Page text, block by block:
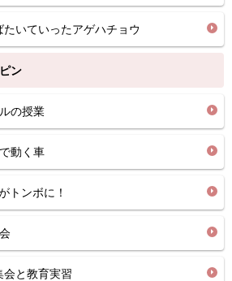
いていったアゲハチョウ
ン
の授業
動く車
トンボに！
と教育実習